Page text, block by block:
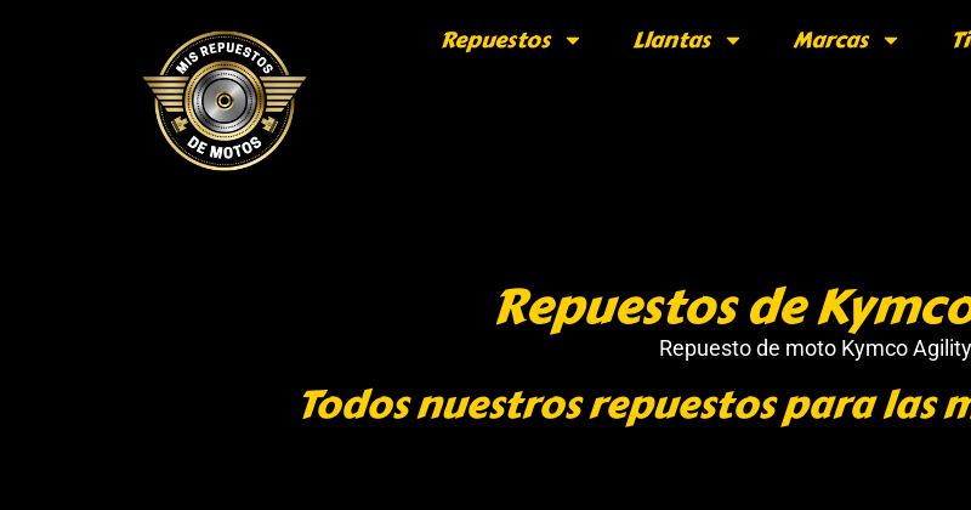
Repuestos Llantas Marcas
Repuestos de
Repuesto de moto Kymco Agility
Todos nuestros repuestos para las